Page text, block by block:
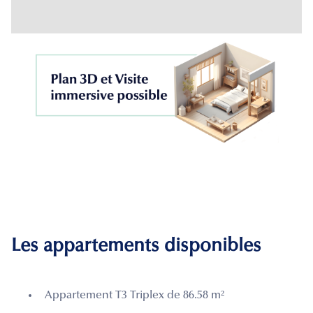
Les appartements disponibles
Appartement T3 Triplex de 86.58 m²